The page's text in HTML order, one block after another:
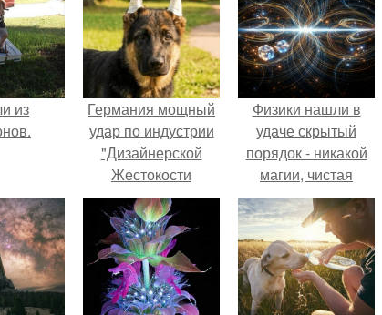
из
Германия мощный
удар по индустрии
"Дизайнерской
Жестокости
нанесла".
Физики нашли в
удаче скрытый
порядок - никакой
магии, чистая
квантовая
механика.